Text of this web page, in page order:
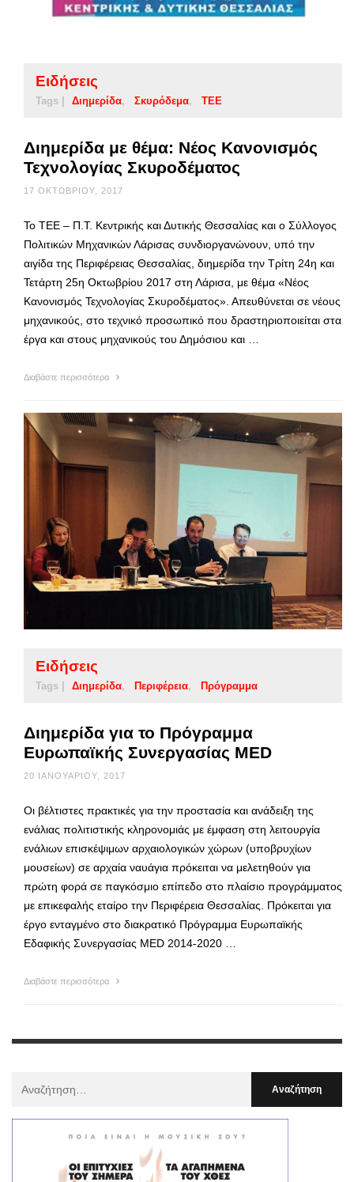
Ειδήσεις
Tags | Διημερίδα Σκυρόδεμα ΤΕΕ
Διημερίδα με θέμα: Νέος Κανονισμός
Τεχνολογίας Σκυροδέματος
17 ΟΚΤΩΒΡΊΟΥ, 2017
To TEE – Π.Τ. Κεντρικής και Δυτικής Θεσσαλίας και ο Σύλλογος
Πολιτικών Μηχανικών Λάρισας συνδιοργανώνουν, υπό την
αιγίδα της Περιφέρειας Θεσσαλίας, διημερίδα την Τρίτη 24η και
Τετάρτη 25η Οκτωβρίου 2017 στη Λάρισα, με θέμα «Νέος
Κανονισμός Τεχνολογίας Σκυροδέματος». Απευθύνεται σε νέους
μηχανικούς, στο τεχνικό προσωπικό που δραστηριοποιείται στα
έργα και στους μηχανικούς του Δημόσιου και …
Διαβάστε περισσότερα
Ειδήσεις
Tags | Διημερίδα Περιφέρεια Πρόγραμμα
Διημερίδα για το Πρόγραμμα
Ευρωπαϊκής Συνεργασίας MED
20 ΙΑΝΟΥΑΡΊΟΥ, 2017
Οι βέλτιστες πρακτικές για την προστασία και ανάδειξη της
ενάλιας πολιτιστικής κληρονομιάς με έμφαση στη λειτουργία
ενάλιων επισκέψιμων αρχαιολογικών χώρων (υποβρυχίων
μουσείων) σε αρχαία ναυάγια πρόκειται να μελετηθούν για
πρώτη φορά σε παγκόσμιο επίπεδο στο πλαίσιο προγράμματος
με επικεφαλής εταίρο την Περιφέρεια Θεσσαλίας. Πρόκειται για
έργο ενταγμένο στο διακρατικό Πρόγραμμα Ευρωπαϊκής
Εδαφικής Συνεργασίας MED 2014-2020 …
Διαβάστε περισσότερα
: